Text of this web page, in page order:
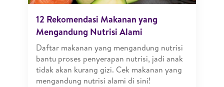
12 Rekomendasi Makanan yang
Mengandung Nutrisi Alami
Daftar makanan yang mengandung nutrisi
bantu proses penyerapan nutrisi, jadi anak
tidak akan kurang gizi. Cek makanan yang
mengandung nutrisi alami di sini!